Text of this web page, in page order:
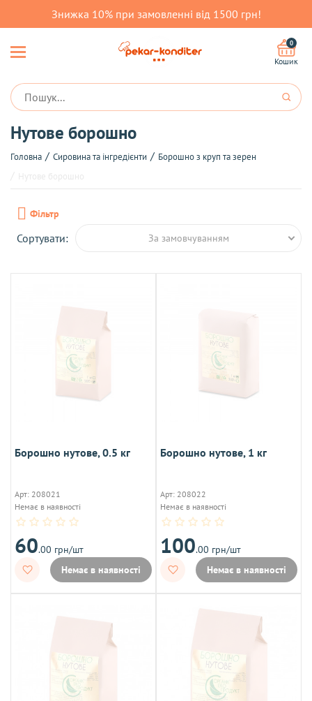
Знижка 10% при замовленні від 1500 грн!
0
Кошик
Нутове борошно
Головна Сировина та інгредієнти
Борошно з круп та зерен
Фільтр
Сортувати: За замовчуванням
Борошно нутове, 0.5 кг
Арт: 208021
Немає в наявності
60.00 грн/шт
Немає в наявності
Борошно нутове, 1 кг
Арт: 208022
Немає в наявності
100.00 грн/шт
Немає в наявності